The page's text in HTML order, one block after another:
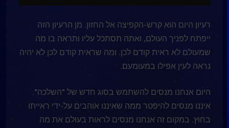
אודיו
רעיון היום הוא קרש-הקפיצה אל החזון. מן הרעיון הזה
ייפתח לפניך העולם, ואתה תסתכל עליו ותראה בו מה
שמעולם לא ראית קודם לכן. ומה שראית קודם לכן לא יהיה
נראה לעין אפילו במעומעם.
היום אנחנו מנסים להשתמש בסוג חדש של "השלכה".
איננו מנסים להיפטר ממה שאיננו אוהבים על-ידי ראייתו
בחוץ. במקום זה אנחנו מנסים לראות בעולם את מה